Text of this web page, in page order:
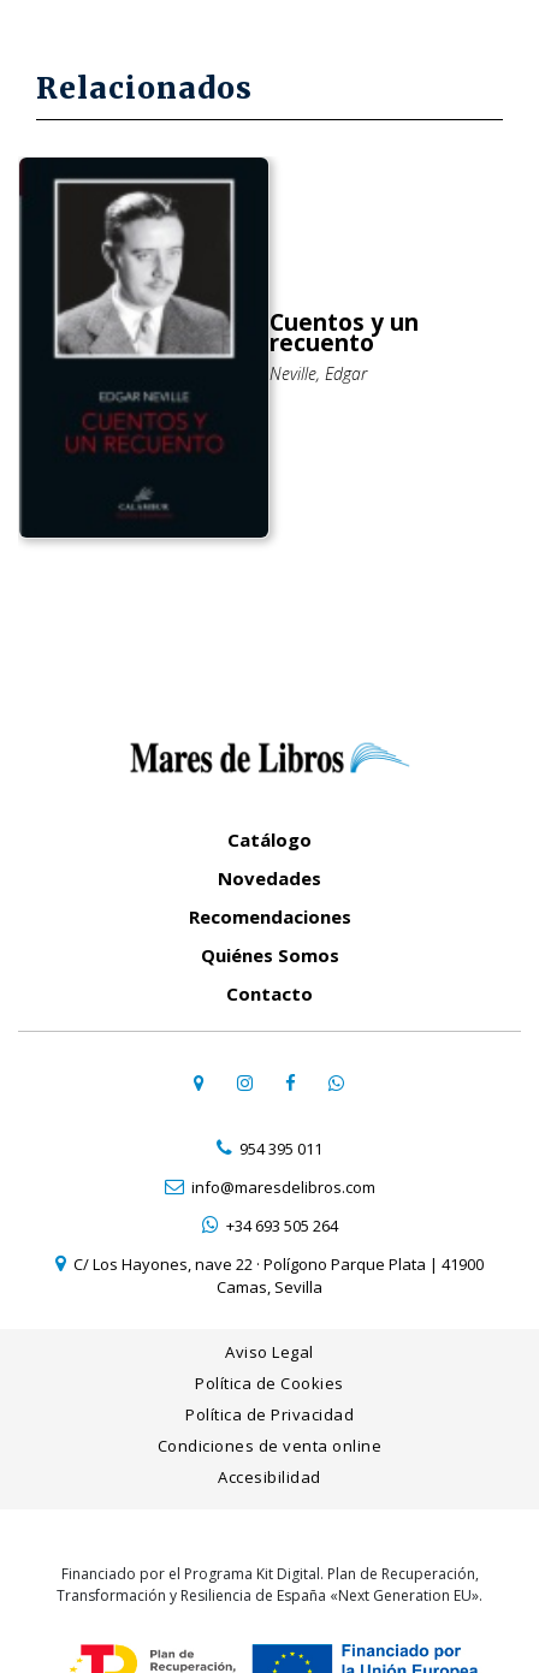
Relacionados
Cuentos y un
recuento
Neville, Edgar
Catálogo
Novedades
Recomendaciones
Quiénes Somos
Contacto
954 395 011
info@maresdelibros.com
+34 693 505 264
C/ Los Hayones, nave 22 · Polígono Parque Plata | 41900
Camas, Sevilla
Aviso Legal
Política de Cookies
Política de Privacidad
Condiciones de venta online
Accesibilidad
Financiado por el Programa Kit Digital. Plan de Recuperación,
Transformación y Resiliencia de España «Next Generation EU».